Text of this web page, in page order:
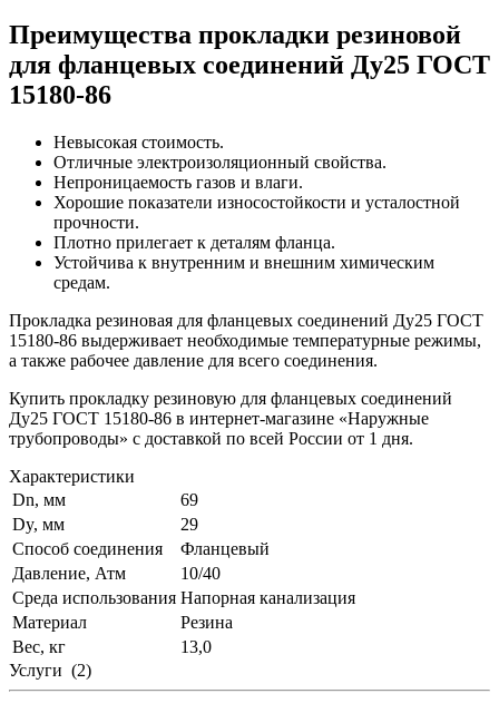
Преимущества прокладки резиновой
для фланцевых соединений Ду25 ГОСТ
15180-86
Невысокая стоимость.
Отличные электроизоляционный свойства.
Непроницаемость газов и влаги.
Хорошие показатели износостойкости и усталостной
прочности.
Плотно прилегает к деталям фланца.
Устойчива к внутренним и внешним химическим
средам.
Прокладка резиновая для фланцевых соединений Ду25 ГОСТ
15180-86 выдерживает необходимые температурные режимы,
а также рабочее давление для всего соединения.
Купить прокладку резиновую для фланцевых соединений
Ду25 ГОСТ 15180-86 в интернет-магазине «Наружные
трубопроводы» с доставкой по всей России от 1 дня.
Характеристики
Dn, мм
69
Dy, мм
29
Способ соединения
Фланцевый
Давление, Атм
10/40
Среда использования Напорная канализация
Материал
Резина
Вес, кг
13,0
Услуги (2)